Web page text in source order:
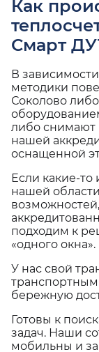
Как
Смарт
В
методики
Соколово
либо снимают
нашей
оснащенной
Если какие-
нашей
подходим к
«одного окна».
У нас свой
бережную
Готовы к
задач. Наши
мобильны и